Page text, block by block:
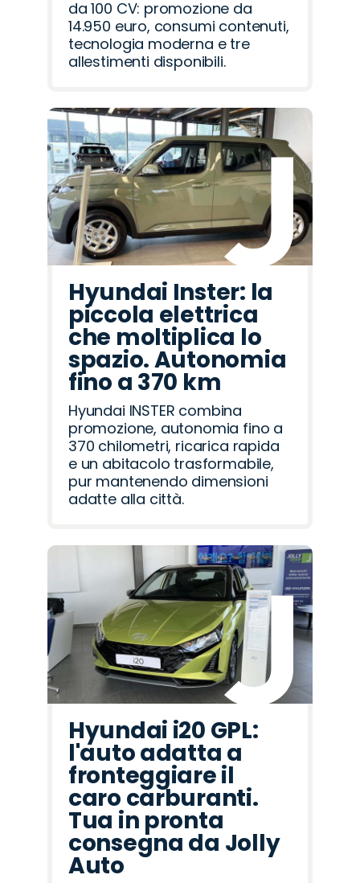
da 100 CV: promozione da
14.950 euro, consumi contenuti,
tecnologia moderna e tre
allestimenti disponibili.
Hyundai Inster: la
piccola elettrica
che moltiplica lo
spazio. Autonomia
fino a 370 km
Hyundai INSTER combina
promozione, autonomia fino a
370 chilometri, ricarica rapida
e un abitacolo trasformabile,
pur mantenendo dimensioni
adatte alla città.
Hyundai i20 GPL:
l'auto adatta a
fronteggiare il
caro carburanti.
Tua in pronta
consegna da Jolly
Auto